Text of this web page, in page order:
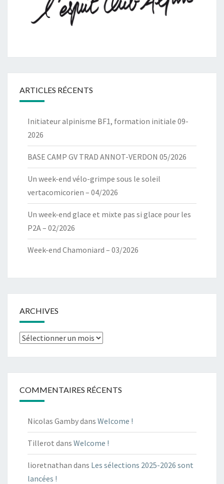
ARTICLES RÉCENTS
Initiateur alpinisme BF1, formation initiale 09-
2026
BASE CAMP GV TRAD ANNOT-VERDON 05/2026
Un week-end vélo-grimpe sous le soleil
vertacomicorien – 04/2026
Un week-end glace et mixte pas si glace pour les
P2A – 02/2026
Week-end Chamoniard – 03/2026
ARCHIVES
Archives
COMMENTAIRES RÉCENTS
Nicolas Gambydans Welcome !
Tillerot dans Welcome !
lioretnathan dans Les sélections 2025-2026 sont
lancées !